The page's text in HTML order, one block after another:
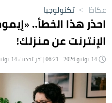
عكاظ > تكنولوجيا
احذر هذا الخطأ..
الإنترنت عن منزلك!